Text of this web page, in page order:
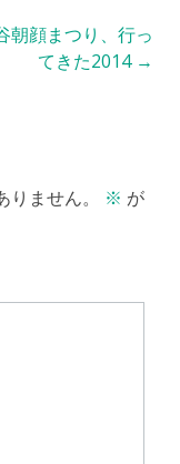
朝顔まつり、行っ
てきた2014 →
ません。 ※ が